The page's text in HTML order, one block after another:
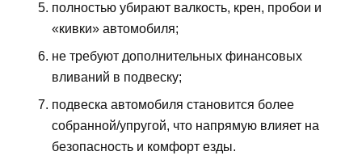
полностью убирают валкость, крен, пробои и
«кивки» автомобиля;
не требуют дополнительных финансовых
вливаний в подвеску;
подвеска автомобиля становится более
собранной/упругой, что напрямую влияет на
безопасность и комфорт езды.